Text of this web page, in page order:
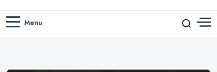
X-SITUATION
Menu